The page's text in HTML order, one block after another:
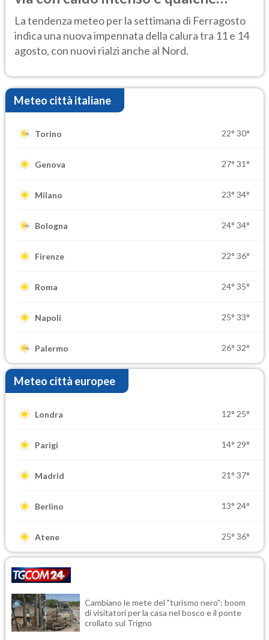
temporale
La tendenza meteo per la settimana di Ferragosto
indica una nuova impennata della calura tra 11 e 14
agosto, con nuovi rialzi anche al Nord.
Meteo città italiane
Torino 22° 30°
Genova 27° 31°
Milano 23° 34°
Bologna 24° 34°
Firenze 22° 36°
Roma 24° 35°
Napoli 25° 33°
Palermo 26° 32°
Meteo città europee
Londra 12° 25°
Parigi 14° 29°
Madrid 21° 37°
Berlino 13° 24°
Atene 25° 36°
Cambiano le mete del "turismo nero": boom
di visitatori per la casa nel bosco e il ponte
crollato sul Trigno